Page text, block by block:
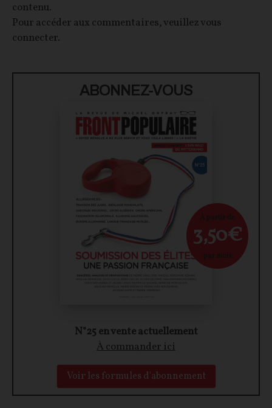
contenu.
Pour accéder aux commentaires, veuillez vous
connecter.
ABONNEZ-VOUS
N°25 en vente actuellement
À commander ici
Voir les formules d'abonnement
À partir de
3,50€
par mois